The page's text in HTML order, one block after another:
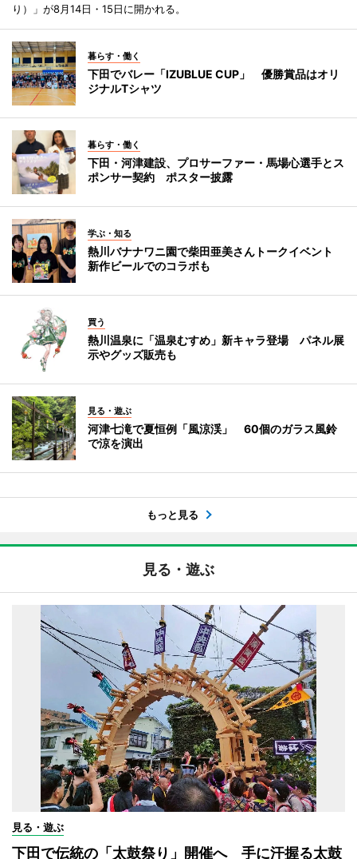
り）」が8月14日・15日に開かれる。
暮らす・働く
下田でバレー「IZUBLUE CUP」 優勝賞品はオリ
ジナルTシャツ
暮らす・働く
下田・河津建設、プロサーファー・馬場心選手とス
ポンサー契約 ポスター披露
学ぶ・知る
熱川バナナワニ園で柴田亜美さんトークイベント
新作ビールでのコラボも
買う
熱川温泉に「温泉むすめ」新キャラ登場 パネル展
示やグッズ販売も
見る・遊ぶ
河津七滝で夏恒例「風涼渓」 60個のガラス風鈴
で涼を演出
もっと見る
見る・遊ぶ
見る・遊ぶ
下田で伝統の「太鼓祭り」開催へ 手に汗握る太鼓